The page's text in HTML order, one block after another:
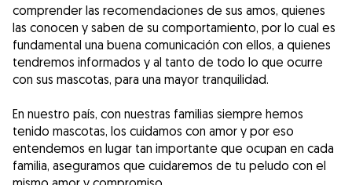
comprender las recomendaciones de sus amos, quienes
las conocen y saben de su comportamiento, por lo cual es
fundamental una buena comunicación con ellos, a quienes
tendremos informados y al tanto de todo lo que ocurre
con sus mascotas, para una mayor tranquilidad.
En nuestro país, con nuestras familias siempre hemos
tenido mascotas, los cuidamos con amor y por eso
entendemos en lugar tan importante que ocupan en cada
familia, aseguramos que cuidaremos de tu peludo con el